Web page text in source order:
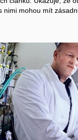
nimi mohou mít